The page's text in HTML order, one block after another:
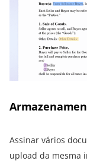
Assinar vários
upload da mesma